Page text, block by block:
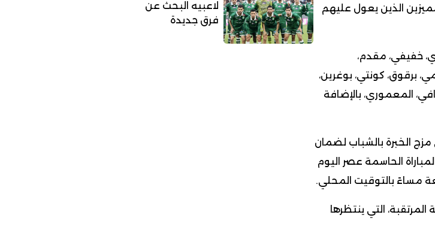
الذين يعول عليهم
خفيفي، مقدم،
برقوق، كونتي، بوغرين،
المعموري، بالإضافة
الخبرة بالشباب لضمان
الحاسمة عصر اليوم
التي ينتظرها
لاعبيه البحث عن
فرق جديدة